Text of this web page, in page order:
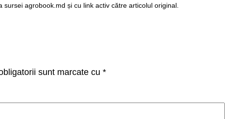
agrobook.md și cu link activ către articolul original.
sunt marcate cu *